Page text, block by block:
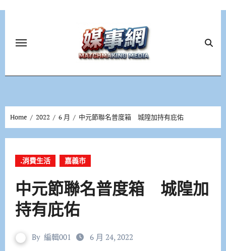
Home 2022 6 月 中元節聯名普度箱 城隍加持有庇佑
.消費生活 嘉義市
中元節聯名普度箱 城隍加
持有庇佑
By 編輯001 6 月 24, 2022